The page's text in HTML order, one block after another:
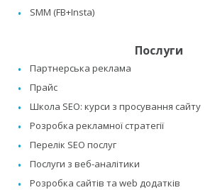
SMM (FB+Insta)
Послуги
Партнерська реклама
Прайс
Школа SEO: курси з просування сайту
Розробка рекламної стратегії
Перелік SEO послуг
Послуги з веб-аналітики
Розробка сайтів та web додатків